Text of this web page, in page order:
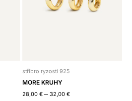
stříbro ryzosti 925
MORE KRUHY
28,00 € – 32,00 €